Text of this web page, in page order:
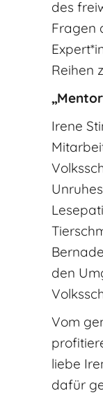
des
Fragen
Reihen
Irene
den
Vom
liebe
dafür